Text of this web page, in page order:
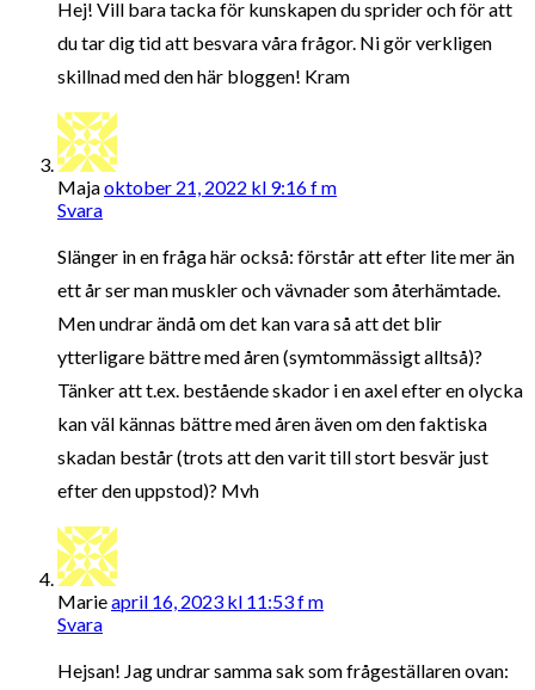
Hej! Vill bara tacka för kunskapen du sprider och för att
du tar dig tid att besvara våra frågor. Ni gör verkligen
skillnad med den här bloggen! Kram
Majaoktober 21, 2022 kl 9:16 f m
Svara
Slänger in en fråga här också: förstår att efter lite mer än
ett år ser man muskler och vävnader som återhämtade.
Men undrar ändå om det kan vara så att det blir
ytterligare bättre med åren (symtommässigt alltså)?
Tänker att t.ex. bestående skador i en axel efter en olycka
kan väl kännas bättre med åren även om den faktiska
skadan består (trots att den varit till stort besvär just
efter den uppstod)? Mvh
Marieapril 16, 2023 kl 11:53 f m
Svara
Hejsan! Jag undrar samma sak som frågeställaren ovan: